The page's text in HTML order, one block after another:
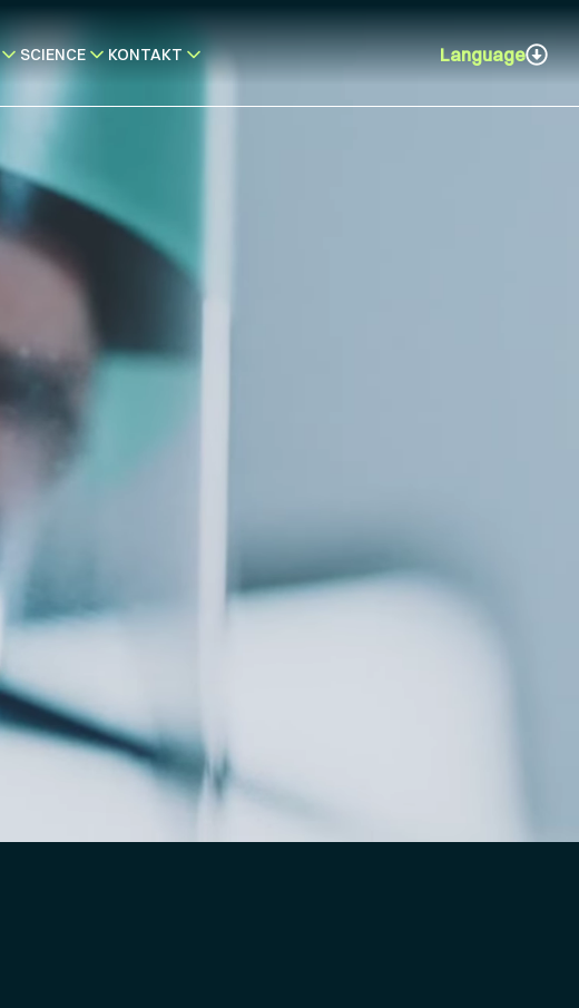
SCIENCE KONTAKT Language